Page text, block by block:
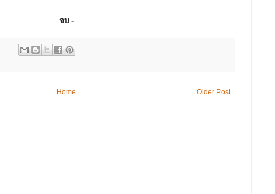
- จบ -
Older Post
Home